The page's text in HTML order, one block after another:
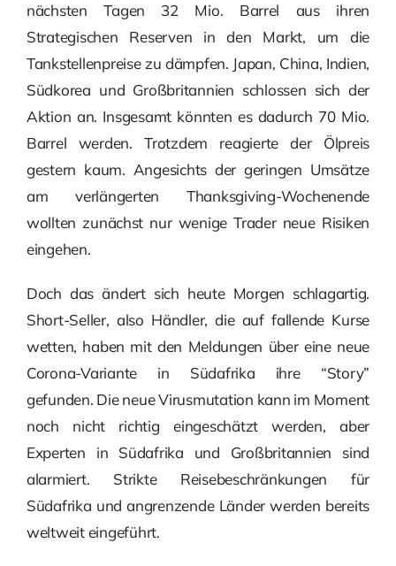
nächsten Tagen 32 Mio. Barrel aus ihren
Strategischen Reserven in den Markt, um die
Tankstellenpreise zu dämpfen. Japan, China, Indien,
Südkorea und Großbritannien schlossen sich der
Aktion an. Insgesamt könnten es dadurch 70 Mio.
Barrel werden. Trotzdem reagierte der Ölpreis
gestern kaum. Angesichts der geringen Umsätze
am verlängerten Thanksgiving-Wochenende
wollten zunächst nur wenige Trader neue Risiken
eingehen.
Doch das ändert sich heute Morgen schlagartig.
Short-Seller, also Händler, die auf fallende Kurse
wetten, haben mit den Meldungen über eine neue
Corona-Variante in Südafrika ihre “Story”
gefunden. Die neue Virusmutation kann im Moment
noch nicht richtig eingeschätzt werden, aber
Experten in Südafrika und Großbritannien sind
alarmiert. Strikte Reisebeschränkungen für
Südafrika und angrenzende Länder werden bereits
weltweit eingeführt.